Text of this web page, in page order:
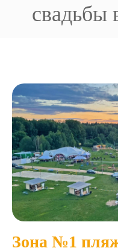
свадьбы
Зона №1